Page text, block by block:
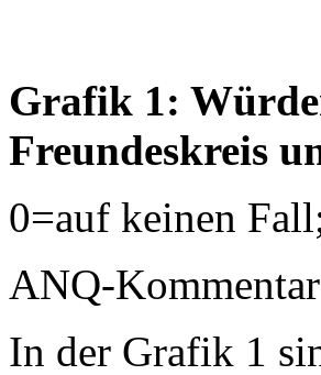
Grafik 1:
Freundeskreis
0=auf keinen
ANQ-
In der Grafik 1